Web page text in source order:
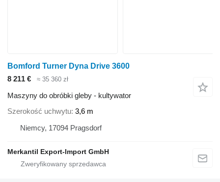
Bomford Turner Dyna Drive 3600
8 211 €
≈ 35 360 zł
Maszyny do obróbki gleby - kultywator
Szerokość uchwytu 3,6 m
Niemcy, 17094 Pragsdorf
Merkantil Export-Import GmbH